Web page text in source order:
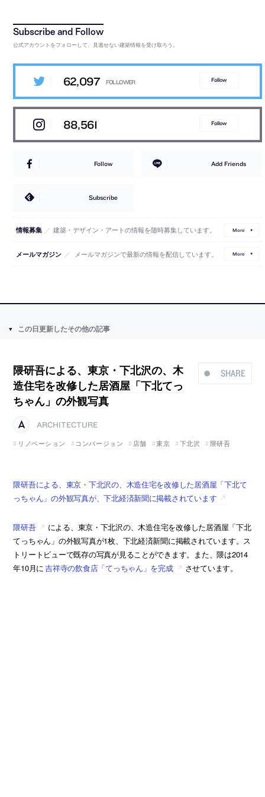
公式アカウントをフォローして、見逃せない建築情報を受け取ろう。
62,097 Follow
88,561 Follow
Follow Add Friends
Subscribe
情報募集 ／ 建築・デザイン・アートの情報を随時募集しています。 More
メールマガジン ／ メールマガジンで最新の情報を配信しています。 More
この日更新したその他の記事
SHARE
隈研吾による、東京・下北沢の、木
造住宅を改修した居酒屋「下北てっ
ちゃん」の外観写真
ARCHITECTURE
リノベーション
コンバージョン 店舗 東京 下北沢 隈研吾
隈研吾による、東京・下北沢の、木造住宅を改修した居酒屋「下北て
っちゃん」の外観写真が、下北経済新聞に掲載されています
隈研吾
による、東京・下北沢の、木造住宅を改修した居酒屋「下北
てっちゃん」の外観写真が1枚、下北経済新聞に掲載されています。ス
トリートビューで既存の写真が見ることができます。また、隈は2014
年10月に吉祥寺の飲食店「てっちゃん」を完成 させています。